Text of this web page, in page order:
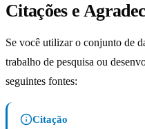
Citações e
Se você utilizar o conjunto de
trabalho de pesquisa ou
seguintes fontes:
Citação